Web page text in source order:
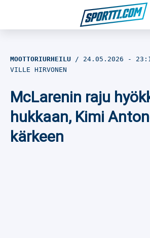
Jalkapallo
Yleisurheilu
MOOTTORIURHEILU 24.05.2026 -
VILLE HIRVONEN
McLarenin raju
hukkaan, Kimi
kärkeen